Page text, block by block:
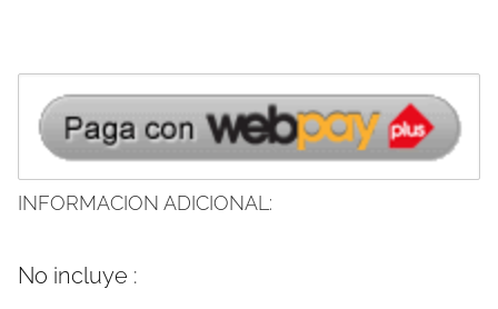
INFORMACION ADICIONAL:
No incluye :